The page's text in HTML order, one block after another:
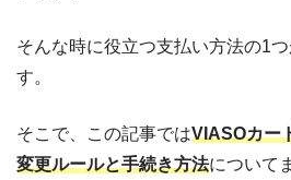
そんな時に役立つ支払い方法の1
す。
そこで、この記事ではVIASOカー
変更ルールと手続き方法について